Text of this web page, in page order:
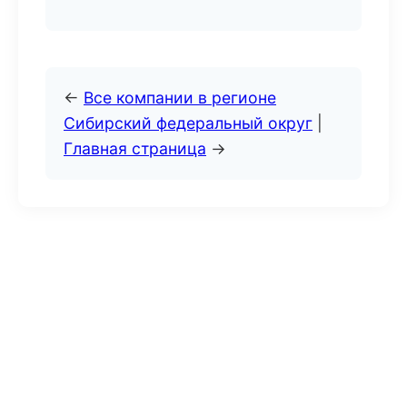
← Все компании в регионе
Сибирский федеральный округ
Главная страница →